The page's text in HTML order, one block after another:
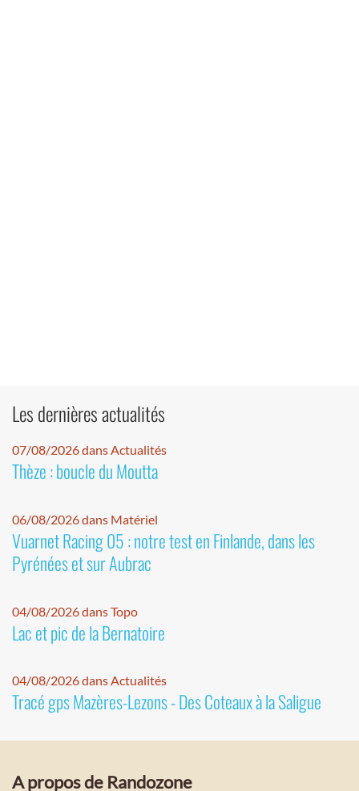
Les dernières actualités
07/08/2026 dans Actualités
Thèze : boucle du Moutta
06/08/2026 dans Matériel
Vuarnet Racing 05 : notre test en Finlande, dans les
Pyrénées et sur Aubrac
04/08/2026 dans Topo
Lac et pic de la Bernatoire
04/08/2026 dans Actualités
Tracé gps Mazères-Lezons - Des Coteaux à la Saligue
A propos de Randozone